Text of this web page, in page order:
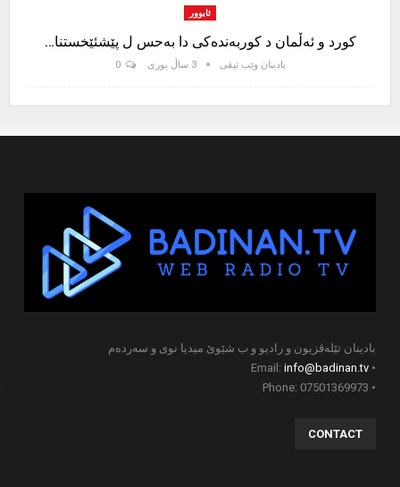
ئابوور
کورد و ئەڵمان د کوربەندەکی دا بەحس ل پێشئێخستنا…
بادینان وێب تیڤی 0
بادینان تێلەڤزیون و رادیو و ب شێوێ میدیا نوی و سەردەم
info@badinan.tv
CONTACT